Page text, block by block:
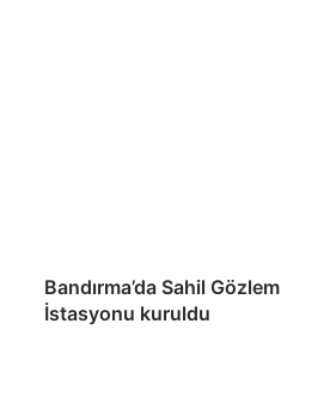
Bandırma’da Sahil Gözlem
İstasyonu kuruldu